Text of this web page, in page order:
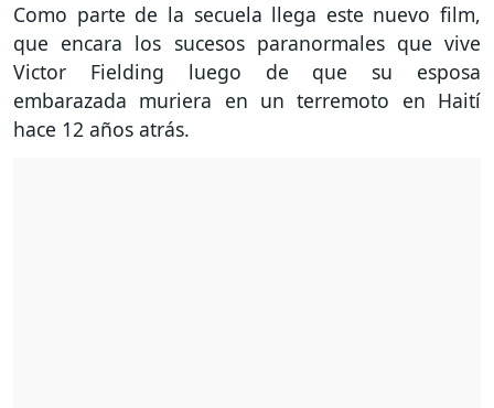
Como parte de la secuela llega este nuevo film,
que encara los sucesos paranormales que vive
Victor Fielding luego de que su esposa
embarazada muriera en un terremoto en Haití
hace 12 años atrás.